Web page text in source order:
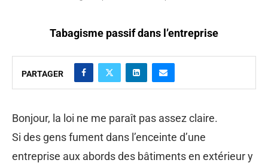
Tabagisme passif dans l’entreprise
PARTAGER
Bonjour, la loi ne me paraît pas assez claire.
Si des gens fument dans l’enceinte d’une
entreprise aux abords des bâtiments en extérieur y